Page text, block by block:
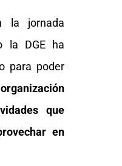
la jornada
la DGE ha
para poder
que
en